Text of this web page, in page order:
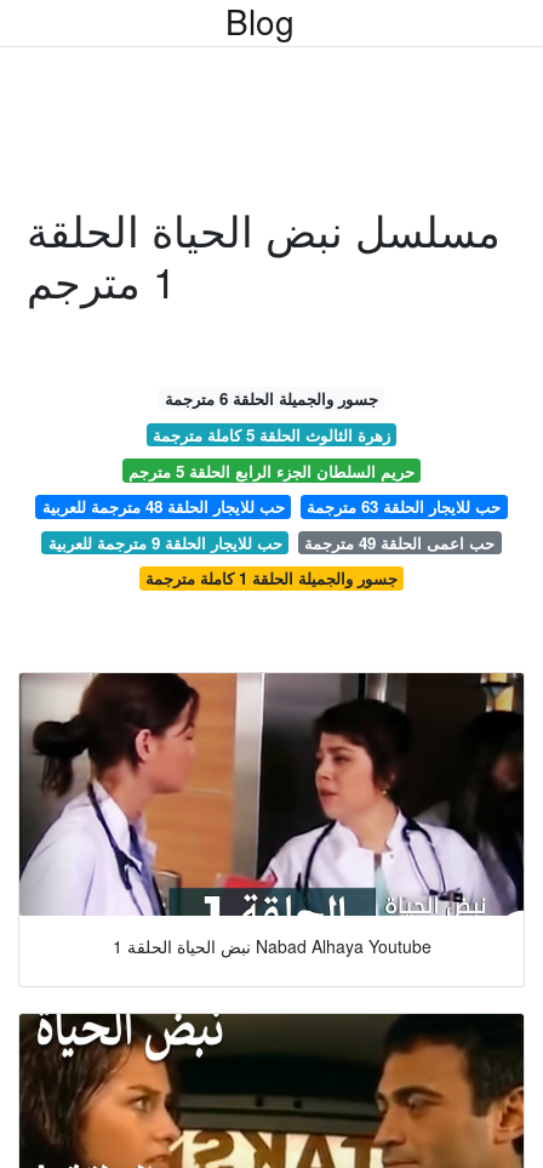
Blog
مسلسل نبض الحياة الحلقة
1 مترجم
جسور والجميلة الحلقة 6 مترجمة
زهرة الثالوث الحلقة 5 كاملة مترجمة
حريم السلطان الجزء الرابع الحلقة 5 مترجم
حب للايجار الحلقة 48 مترجمة للعربية
حب للايجار الحلقة 63 مترجمة
حب للايجار الحلقة 9 مترجمة للعربية
حب اعمى الحلقة 49 مترجمة
جسور والجميلة الحلقة 1 كاملة مترجمة
نبض الحياة الحلقة 1 Nabad Alhaya Youtube